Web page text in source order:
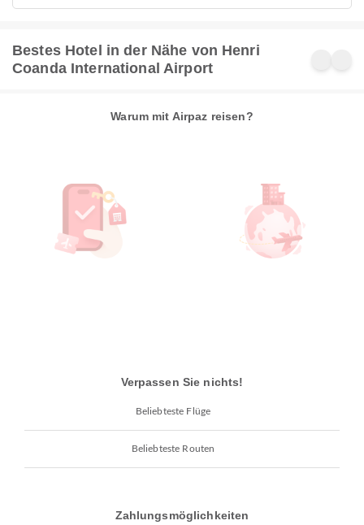
Bestes Hotel in der Nähe von Henri
Coanda International Airport
Warum mit Airpaz reisen?
Verpassen Sie nichts!
Beliebteste Flüge
Beliebteste Routen
Zahlungsmöglichkeiten